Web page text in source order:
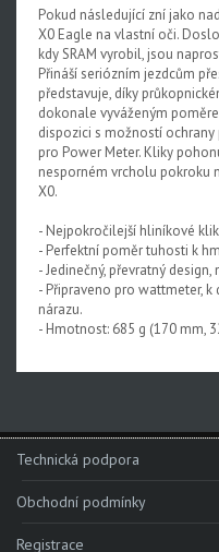
Rival AXS E1
Force XPLR AXS E1
Rival XPLR AXS E1
Force eTap AXS
Force eTap AXS
Apex eTap AXS
XPLR AXS
Red eTap
Force22/Force
Pokud následující zní jako
X0 Eagle na vlastní oči.
kdy SRAM vyrobil, jsou
Přináší seriózním jezdcům
představuje, díky
dokonale vyváženým
dispozici s možností
pro Power Meter. Kliky
nesporném vrcholu pokroku
X0.
- Nejpokročilejší hliníkové
- Perfektní poměr tuhosti k
- Jedinečný, převratný
- Připraveno pro wattmeter,
nárazu.
- Hmotnost: 685 g (170 mm,
Technická podpora
Obchodní podmínky
Registrace